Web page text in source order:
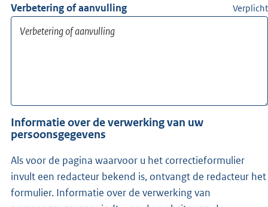
Verbetering of aanvulling Verplicht
Informatie over de verwerking van uw
persoonsgegevens
Als voor de pagina waarvoor u het correctieformulier
invult een redacteur bekend is, ontvangt de redacteur het
formulier. Informatie over de verwerking van